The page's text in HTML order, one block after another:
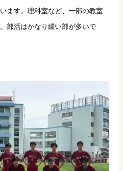
ます。理科室など、一部の教室
部活はかなり緩い部が多いで